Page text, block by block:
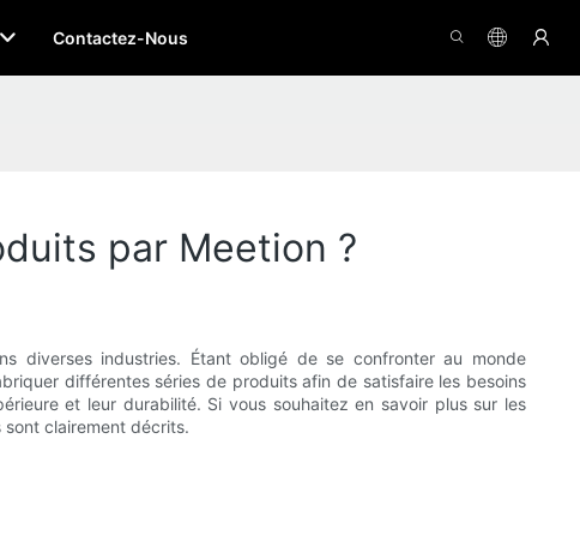
Contactez-Nous
par Meetion ?
diverses industries. Étant obligé de se confronter au monde
différentes séries de produits afin de satisfaire les besoins
et leur durabilité. Si vous souhaitez en savoir plus sur les
clairement décrits.